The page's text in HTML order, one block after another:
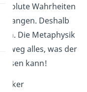
Wahrheiten
erlangen. Deshalb
um. Die Metaphysik
alles, was der
kann!